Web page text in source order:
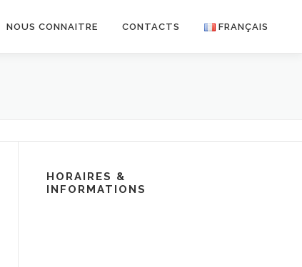
NOUS CONNAITRE CONTACTS FRANÇAIS
HORAIRES &
INFORMATIONS